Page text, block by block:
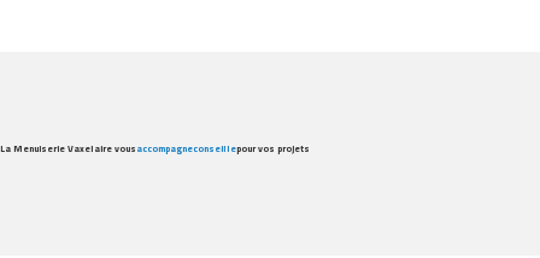
La Menuiserie Vaxelaire vousaccompagneconseillepour vos projets